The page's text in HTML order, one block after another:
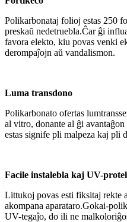
Polikarbonataj folioj estas 250
preskaŭ nedetruebla.Ĉar ĝi
favora elekto, kiu povas venki
derompaĵojn aŭ vandalismon.
Luma transdono
Polikarbonato ofertas
al vitro, donante al ĝi
estas signife pli malpeza kaj pli
Facile instalebla kaj UV-
Littukoj povas esti fiksitaj rekte
akompana aparataro.Gokai-
UV-tegaĵo, do ili ne